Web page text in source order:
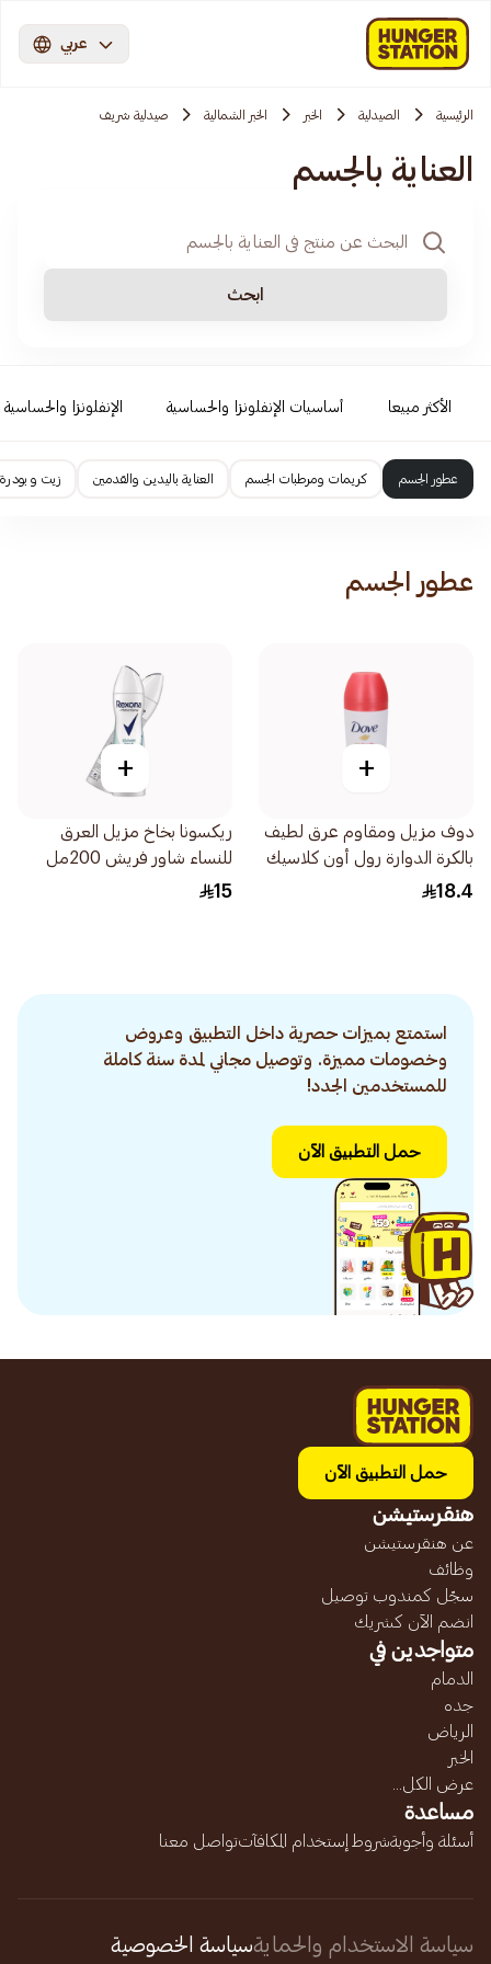
عربي
الرئيسية الصيدلية الخبر الخبر الشمالية صيدلية شريف
العناية بالجسم
ابحث
الأكثر مبيعا أساسيات الإنفلونزا والحساسية الإنفلونزا والحساسية
عطور الجسم كريمات ومرطبات الجسم العناية باليدين والقدمين زيت و
عطور الجسم
+
دوف مزيل ومقاوم عرق لطيف
بالكرة الدوارة رول أون كلاسيك
1قطعة 50
18.4
+
ريكسونا بخاخ مزيل العرق
للنساء شاور فريش 200مل
15
استمتع بميزات حصرية داخل التطبيق وعروض
وخصومات مميزة. وتوصيل مجاني لمدة سنة كاملة
للمستخدمين الجدد!
حمل التطبيق الآن
حمل التطبيق الآن
هنقرستيشن
عن هنقرستيشن
وظائف
سجّل كمندوب توصيل
انضم الآن كشريك
متواجدين في
الدمام
جده
الرياض
الخبر
عرض الكل...
مساعدة
أسئلة وأجوبةشروط إستخدام المكافآتتواصل معنا
سياسة الاستخدام والحمايةسياسة الخصوصية